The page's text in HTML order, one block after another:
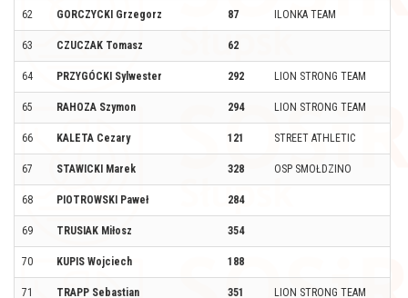
62 GORCZYCKI Grzegorz 87 ILONKA TEAM
63 CZUCZAK Tomasz 62
64 PRZYGÓCKI Sylwester 292 LION STRONG TEAM
65 RAHOZA Szymon 294 LION STRONG TEAM
66 KALETA Cezary 121 STREET ATHLETIC
67 STAWICKI Marek 328 OSP SMOŁDZINO
68 PIOTROWSKI Paweł 284
69 TRUSIAK Miłosz 354
70 KUPIS Wojciech 188
71 TRAPP Sebastian 351 LION STRONG TEAM